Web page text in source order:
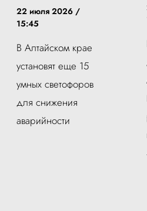
22 июля 2026 /
15:45
В Алтайском крае
установят еще 15
умных светофоров
для снижения
аварийности